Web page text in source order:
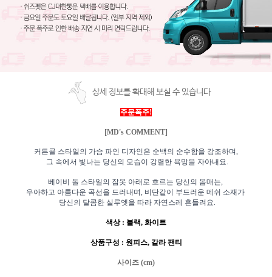
상세 정보를 확대해 보실 수 있습니다
주문폭주!
[MD's COMMENT]
커튼콜 스타일의 가슴 파인 디자인은 순백의 순수함을 강조하며,
그 속에서 빛나는 당신의 모습이 강렬한 욕망을 자아내요.
베이비 돌 스타일의 잠옷 아래로 흐르는 당신의 몸매는,
우아하고 아름다운 곡선을 드러내며, 비단같이 부드러운 메쉬 소재가
당신의 달콤한 실루엣을 따라 자연스레 흔들려요.
색상: 블랙, 화이트
상품구성 : 원피스, 갈라팬티
사이즈 (cm)